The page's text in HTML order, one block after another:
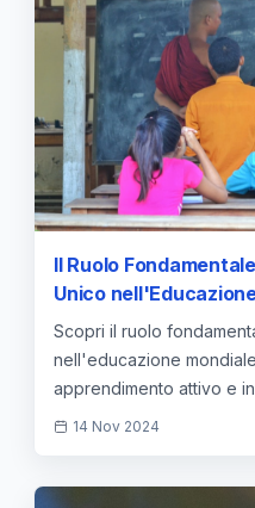
Il Ruolo
Unico
Scopri il ruolo
nell'educazione
apprendimento attivo e
14 Nov 2024